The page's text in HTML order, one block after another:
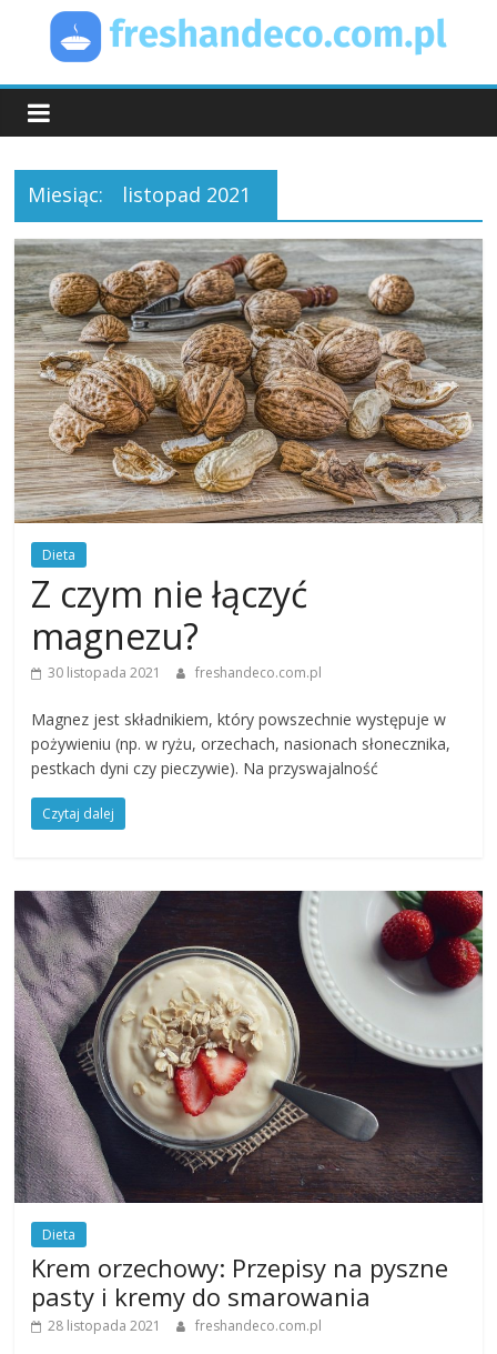
content
FreshAndEco
Miesiąc: listopad 2021
Dieta
Z czym nie łączyć
magnezu?
30 listopada 2021 freshandeco.com.pl
Magnez jest składnikiem, który powszechnie występuje w
pożywieniu (np. w ryżu, orzechach, nasionach słonecznika,
pestkach dyni czy pieczywie). Na przyswajalność
Czytaj dalej
Dieta
Krem orzechowy: Przepisy na pyszne
pasty i kremy do smarowania
28 listopada 2021 freshandeco.com.pl